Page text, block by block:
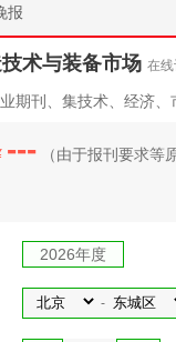
报
术与装备市场在线
期刊、集技术、经济、
--- （由于报刊要求等
2026年度
-